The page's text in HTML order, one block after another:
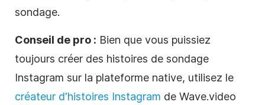
sondage.
Conseil de pro : Bien que vous puissiez
toujours créer des histoires de sondage
Instagram sur la plateforme native, utilisez le
créateur d'histoires Instagram de Wave.video